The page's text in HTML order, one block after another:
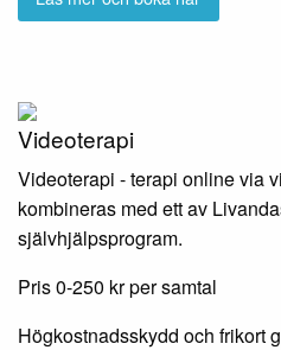
Videoterapi
Videoterapi - terapi online via
kombineras med ett av
självhjälpsprogram.
Pris 0-250 kr per samtal
Högkostnadsskydd och frikort